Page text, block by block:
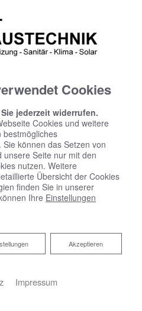
Wir machen es
Cookies
jederzeit widerrufen.
Cookies und weitere
bestmögliches
können das Setzen von
Seite nur mit den
nutzen. Weitere
Übersicht der Cookies
finden Sie in unserer
Ihre Einstellungen
Akzeptieren
Impressum